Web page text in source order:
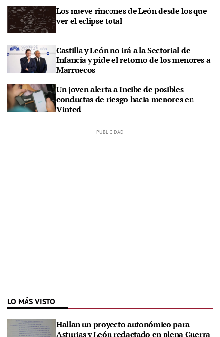
Los nueve rincones de León desde los que
ver el eclipse total
Castilla y León no irá a la Sectorial de
Infancia y pide el retorno de los menores a
Marruecos
Un joven alerta a Incibe de posibles
conductas de riesgo hacia menores en
Vinted
LO MÁS VISTO
Hallan un proyecto autonómico para
Asturias y León redactado en plena Guerra